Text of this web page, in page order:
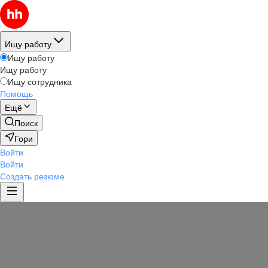
Ищу работу
Ищу работу
Ищу работу
Ищу сотрудника
Помощь
Ещё
Поиск
Гори
Войти
Войти
Создать резюме